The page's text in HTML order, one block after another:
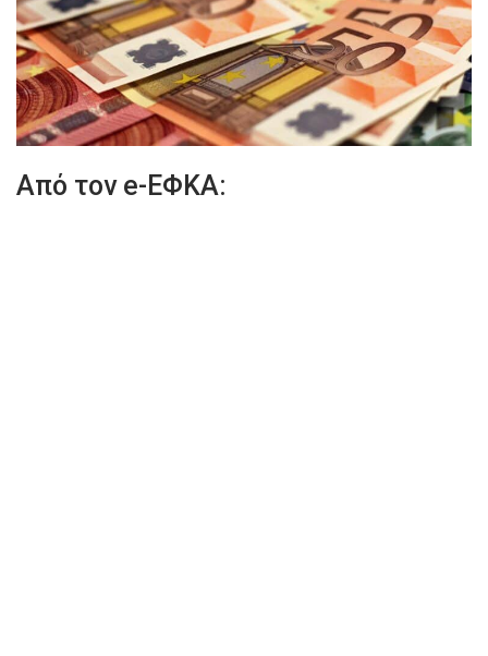
Από τον e-ΕΦΚΑ: